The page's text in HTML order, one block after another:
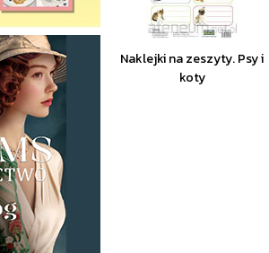
Naklejki na zeszyty. Psy i
koty